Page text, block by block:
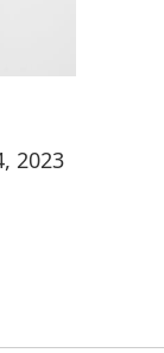
2023